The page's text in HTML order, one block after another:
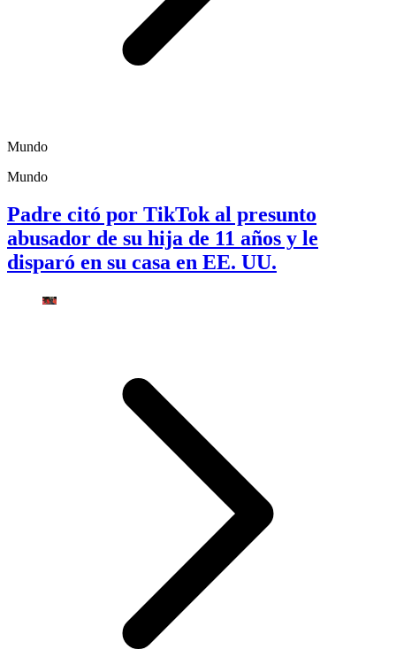
Mundo
Mundo
Padre citó por TikTok al presunto
abusador de su hija de 11 años y le
disparó en su casa en EE. UU.